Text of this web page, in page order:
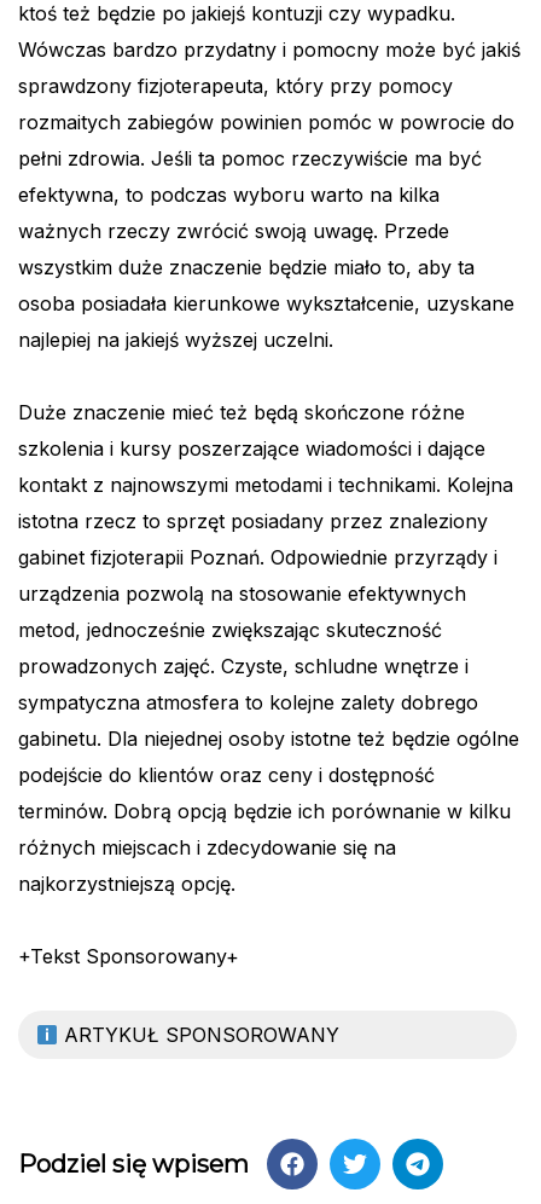
ktoś też będzie po jakiejś kontuzji czy wypadku.
Wówczas bardzo przydatny i pomocny może być jakiś
sprawdzony fizjoterapeuta, który przy pomocy
rozmaitych zabiegów powinien pomóc w powrocie do
pełni zdrowia. Jeśli ta pomoc rzeczywiście ma być
efektywna, to podczas wyboru warto na kilka
ważnych rzeczy zwrócić swoją uwagę. Przede
wszystkim duże znaczenie będzie miało to, aby ta
osoba posiadała kierunkowe wykształcenie, uzyskane
najlepiej na jakiejś wyższej uczelni.
Duże znaczenie mieć też będą skończone różne
szkolenia i kursy poszerzające wiadomości i dające
kontakt z najnowszymi metodami i technikami. Kolejna
istotna rzecz to sprzęt posiadany przez znaleziony
gabinet fizjoterapii Poznań. Odpowiednie przyrządy i
urządzenia pozwolą na stosowanie efektywnych
metod, jednocześnie zwiększając skuteczność
prowadzonych zajęć. Czyste, schludne wnętrze i
sympatyczna atmosfera to kolejne zalety dobrego
gabinetu. Dla niejednej osoby istotne też będzie ogólne
podejście do klientów oraz ceny i dostępność
terminów. Dobrą opcją będzie ich porównanie w kilku
różnych miejscach i zdecydowanie się na
najkorzystniejszą opcję.
+Tekst Sponsorowany+
ARTYKUŁ SPONSOROWANY
Podziel się wpisem